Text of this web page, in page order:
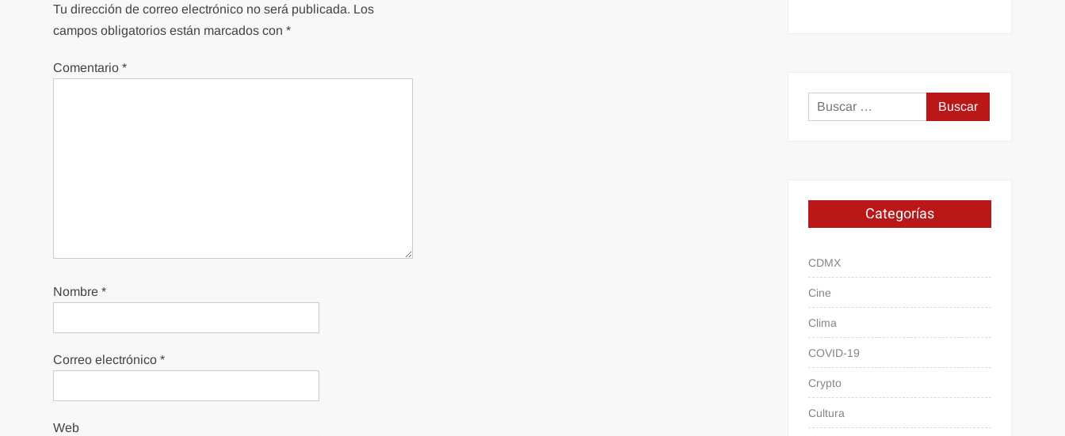
Tu dirección de correo electrónico no será publicada. Los
campos obligatorios están marcados con*
Comentario*
Nombre*
Correo electrónico*
Web
Buscar:
Categorías
CDMX
Cine
Clima
COVID-19
Crypto
Cultura